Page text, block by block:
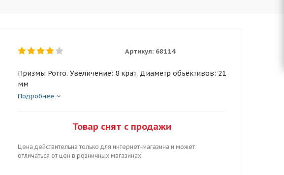
Артикул: 68114
Призмы Porro. Увеличение: 8 крат. Диаметр объективов: 21
мм
Подробнее
Товар снят с продажи
Цена действительна только для интернет-магазина и может
отличаться от цен в розничных магазинах